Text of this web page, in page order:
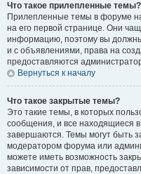
Что такое прилепленные темы?
Прилепленные темы в форуме
на его первой странице. Они
информацию, поэтому вы должны
и с объявлениями, права на
предоставляются
Вернуться к началу
Что такое закрытые темы?
Это такие темы, в которых
сообщения, и все находящиеся
завершаются. Темы могут быть
модератором форума или
можете иметь возможность
зависимости от прав,